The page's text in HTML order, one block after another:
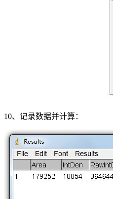
10、记录数据并计算：